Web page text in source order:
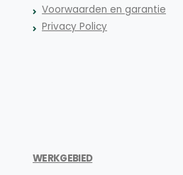
Voorwaarden en garantie
Privacy Policy
WERKGEBIED